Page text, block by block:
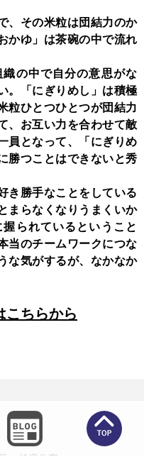
、その米粒は団結力のか
かゆ」は茶碗の中で流れ
の中で自分の意思がな
。「にぎりめし」は積極
粒ひとつひとつが団結力
、お互い力を合わせて敵
員となって、「にぎりめ
勝つことはできないと秀
き勝手なことをしている
まらなくなりうまくいか
られているということ
当のチームワークにつな
な気がするが、なかなか
こちらから
ぶ健康住宅